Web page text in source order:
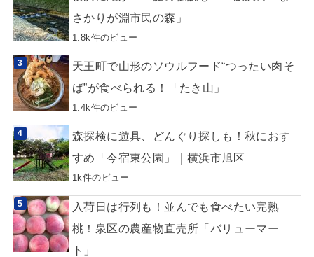
さかりが淵市民の森」
1.8k件のビュー
天王町で山形のソウルフード“つったい肉そ
ば”が食べられる！「たき山」
1.4k件のビュー
森探検に遊具、どんぐり探しも！秋におす
すめ「今宿東公園」｜横浜市旭区
1k件のビュー
入荷日は行列も！並んでも食べたい完熟
桃！泉区の農産物直売所「バリューマー
ト」